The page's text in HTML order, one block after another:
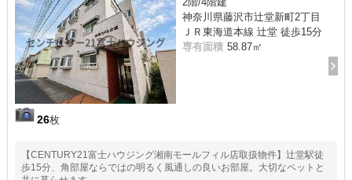
26枚
神奈川県藤沢市辻堂新町2丁目
ＪＲ東海道本線 辻堂 徒歩15分
専有面積 58.87㎡
【CENTURY21富士ハウジング湘南モールフィル店取扱物件】辻堂駅徒
歩15分、角部屋ならではの明るく風通しの良いお部屋。大切なペットと